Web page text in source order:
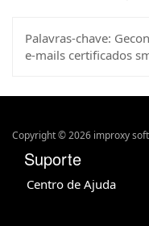
Palavras-chave:
e-mails certificados
Copyright © 2026 improxy
Suporte
Centro de Ajuda